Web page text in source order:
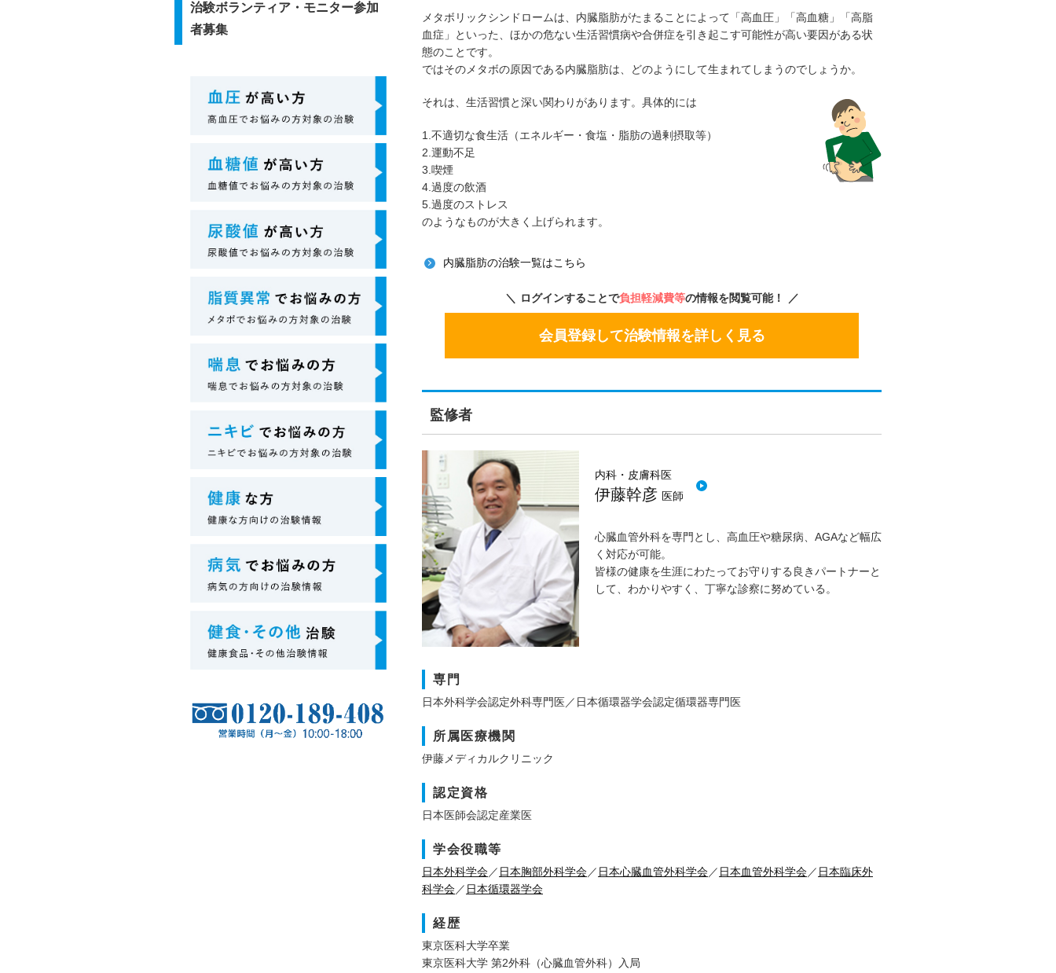
でも、当社はその一切について責任を負いかねます。
5. 本コラムに関する個別のお問合せには一切応じておりませんが事実と異なる誤った
記載があった場合はご指摘のご連絡を頂けますと幸いです。
メタボリックシンドロームは、内臓脂肪がたまることによって「高血圧」「高血糖」「高脂
血症」といった、ほかの危ない生活習慣病や合併症を引き起こす可能性が高い要因がある状
態のことです。
ではそのメタボの原因である内臓脂肪は、どのようにして生まれてしまうのでしょうか。
それは、生活習慣と深い関わりがあります。具体的には
1.不適切な食生活（エネルギー・食塩・脂肪の過剰摂取等）
2.運動不足
3.喫煙
4.過度の飲酒
5.過度のストレス
のようなものが大きく上げられます。
内臓脂肪の治験一覧はこちら
ログインすることで負担軽減費等の情報を閲覧可能！
会員登録して治験情報を詳しく見る
監修者
内科・皮膚科医
伊藤幹彦 医師
心臓血管外科を専門とし、高血圧や糖尿病、AGAなど幅広
く対応が可能。
皆様の健康を生涯にわたってお守りする良きパートナーと
して、わかりやすく、丁寧な診察に努めている。
専門
日本外科学会認定外科専門医／日本循環器学会認定循環器専門医
所属医療機関
伊藤メディカルクリニック
認定資格
日本医師会認定産業医
学会役職等
日本外科学会／ 日本胸部外科学会／ 日本心臓血管外科学会／ 日本血管外科学会／ 日本臨床外
科学会／ 日本循環器学会
経歴
東京医科大学卒業
東京医科大学 第2外科（心臓血管外科）入局
治験ボランティア・モニター参加
者募集